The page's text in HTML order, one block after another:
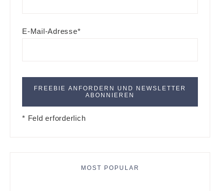
E-Mail-Adresse*
* Feld erforderlich
MOST POPULAR